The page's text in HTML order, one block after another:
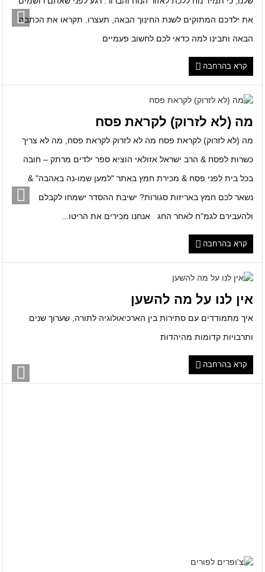
“צפונה”: עשרות משפחות שוקלות מעבר לקריית שמונה – ההתעניינות
את ילדכם המתוקים לשנת החינוך הבאה, תעצרו. תקראו את הכתבה
הבאה ותבינו למה כדאי לכם לחשוב פעמיים
קרא בהרחבה
מה (לא לזרוק) לקראת פסח
מה (לא לזרוק) לקראת פסח מה לא לזרוק לקראת פסח, מה לא צריך
כשרות לפסח & הרב ישראל אזולאי הוציא ספר ילדים מרתק – חובה
בכל בית לפני פסח & מכירת חמץ באתר "למען שמו-נה באהבה" &
נשאר לכם חמץ באריזות סגורות? ישיבת ההסדר ישמחו לקבלם
ולהעבירם לגמ"ח לאחר החג אנחנו מכירים את הריטו...
קרא בהרחבה
אין לנו על מה להשען
איך מתמודדים עם סתירות בין הארכיאולוגיה לתורה, שערוך שנים
ותרבויות קדומות מהיהדות
קרא בהרחבה